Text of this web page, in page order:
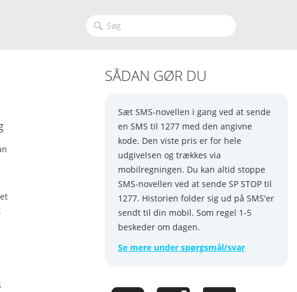
SÅDAN GØR DU
Sæt SMS-novellen i gang ved at sende
en SMS til 1277 med den angivne
kode. Den viste pris er for hele
udgivelsen og trækkes via
mobilregningen. Du kan altid stoppe
SMS-novellen ved at sende SP STOP til
1277. Historien folder sig ud på SMS'er
sendt til din mobil. Som regel 1-5
beskeder om dagen.
Se mere under spørgsmål/svar